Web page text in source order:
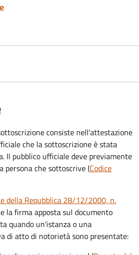
consiste nell'attestazione
che la sottoscrizione è stata
Il pubblico ufficiale deve previamente
persona che sottoscrive (Codice
della Repubblica 28/12/2000, n.
la firma apposta sul documento
quando un'istanza o una
di atto di notorietà sono presentate: